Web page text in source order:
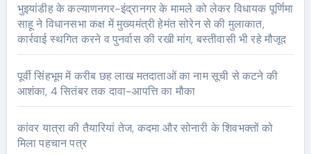
भुइयांडीह के कल्याणनगर-इंद्रानगर के मामले को लेकर विधायक पूर्णिमा
साहू ने विधानसभा कक्ष में मुख्यमंत्री हेमंत सोरेन से की मुलाकात,
कार्रवाई स्थगित करने व पुनर्वास की रखी मांग, बस्तीवासी भी रहे मौजूद
पूर्वी सिंहभूम में करीब छह लाख मतदाताओं का नाम सूची से कटने की
आशंका, 4 सितंबर तक दावा-आपत्ति का मौका
कांवर यात्रा की तैयारियां तेज, कदमा और सोनारी के शिवभक्तों को
मिला पहचान पत्र